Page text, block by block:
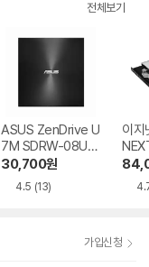
전체보기
ASUS ZenDrive U
7M SDRW-08U7
M-U-B
30,700원
4.5 (13)
이지
BR
가입신청